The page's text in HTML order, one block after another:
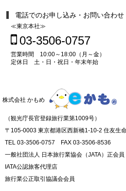
電話でのお申し込み・お問い合わせ
≪東京本社≫
03-3506-0757
営業時間 10:00～18:00（月～金）
定休日 土・日・祝日・年末年始
株式会社 かもめ
（観光庁長官登録旅行業第1009号）
〒105-0003 東京都港区西新橋1-10-2 住友生
TEL 03-3506-0757 FAX 03-3506-8536
一般社団法人 日本旅行業協会（JATA）正会員
IATA公認旅客代理店
旅行業公正取引協議会会員